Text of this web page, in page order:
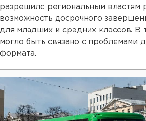
разрешило региональным властям
возможность досрочного
для младших и средних классов. В
могло быть связано с проблемами
формата.